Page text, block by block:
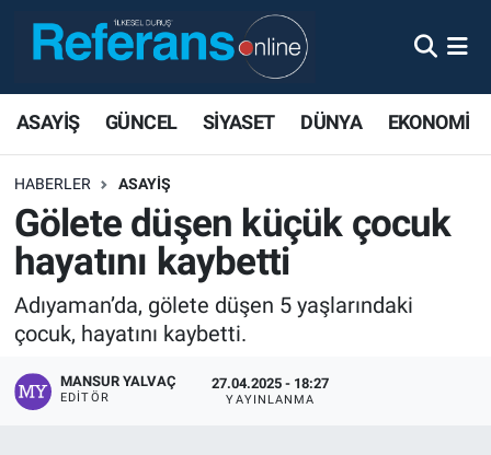
ASAYİŞ GÜNCEL SİYASET DÜNYA EKONOMİ
HABERLER ASAYİŞ
Gölete düşen küçük çocuk
hayatını kaybetti
Adıyaman’da, gölete düşen 5 yaşlarındaki
çocuk, hayatını kaybetti.
MANSUR YALVAÇ
EDITÖR
27.04.2025 - 18:27
YAYINLANMA